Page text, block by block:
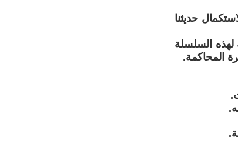
حديثنا
لهذه السلسلة
المحاكمة.